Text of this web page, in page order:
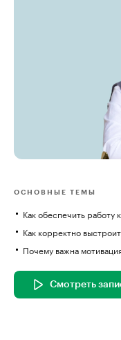
ОСНОВНЫЕ ТЕМЫ
Как обеспечить работу
Как корректно
Почему важна
Смотреть